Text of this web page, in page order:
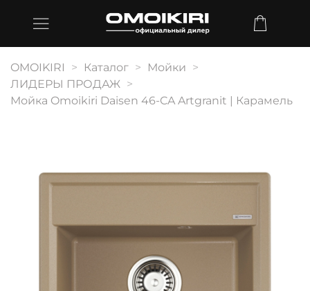
OMOIKIRI Каталог
Мойки
ЛИДЕРЫ ПРОДАЖ
Мойка Omoikiri Daisen 46-CA Artgranit | Карамель